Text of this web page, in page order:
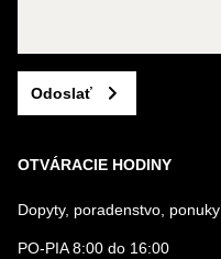
Odoslať
OTVÁRACIE HODINY
Dopyty, poradenstvo, ponuky
PO-PIA 8:00 do 16:00